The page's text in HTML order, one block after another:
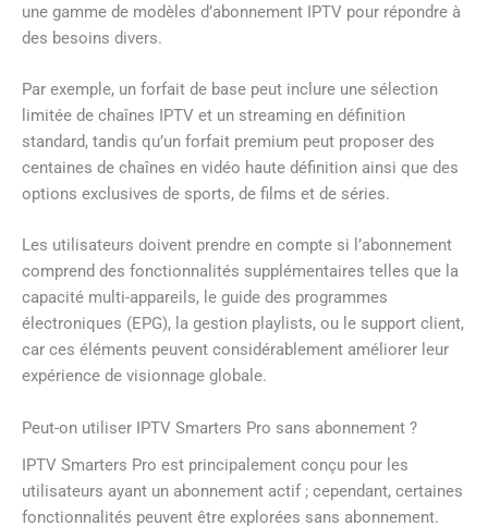
une gamme de modèles d’abonnement IPTV pour répondre à
des besoins divers.
Par exemple, un forfait de base peut inclure une sélection
limitée de chaînes IPTV et un streaming en définition
standard, tandis qu’un forfait premium peut proposer des
centaines de chaînes en vidéo haute définition ainsi que des
options exclusives de sports, de films et de séries.
Les utilisateurs doivent prendre en compte si l’abonnement
comprend des fonctionnalités supplémentaires telles que la
capacité multi-appareils, le guide des programmes
électroniques (EPG), la gestion playlists, ou le support client,
car ces éléments peuvent considérablement améliorer leur
expérience de visionnage globale.
Peut-on utiliser IPTV Smarters Pro sans abonnement ?
IPTV Smarters Pro est principalement conçu pour les
utilisateurs ayant un abonnement actif ; cependant, certaines
fonctionnalités peuvent être explorées sans abonnement.